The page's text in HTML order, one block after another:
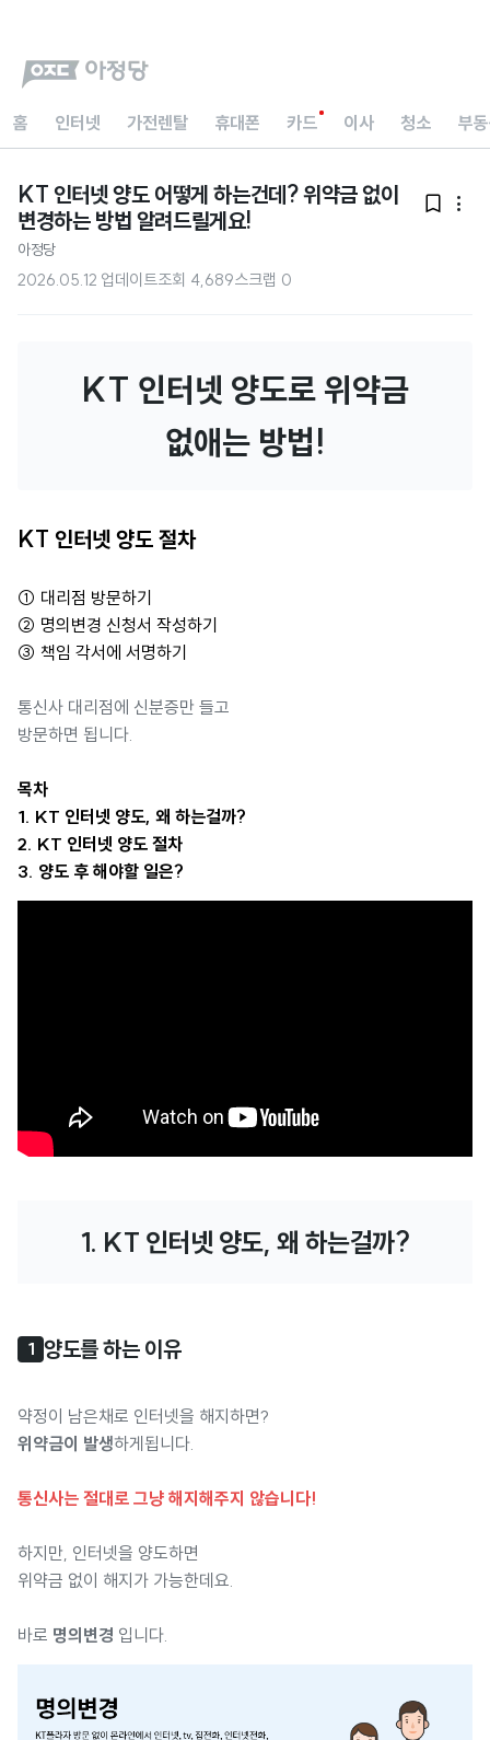
홈 인터넷 가전렌탈 휴대폰 카드 이사 청소 부
KT 인터넷 양도 어떻게 하는건데? 위약금 없이
변경하는 방법 알려드릴게요!
 
아정당
2026.05.12 업데이트조회 4,689스크랩 0
KT 인터넷 양도로 위약금
없애는 방법!
KT 인터넷 양도 절차
① 대리점 방문하기
② 명의변경 신청서 작성하기
③ 책임 각서에 서명하기
통신사 대리점에 신분증만 들고
방문하면 됩니다.
목차
1. KT 인터넷 양도, 왜 하는걸까?
2. KT 인터넷 양도 절차
3. 양도 후 해야할 일은?
1. KT 인터넷 양도, 왜 하는걸까?
1 양도를 하는 이유
약정이 남은채로 인터넷을 해지하면?
위약금이 발생하게됩니다.
통신사는 절대로 그냥 해지해주지 않습니다!
하지만, 인터넷을 양도하면
위약금 없이 해지가 가능한데요.
바로 명의변경 입니다.